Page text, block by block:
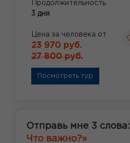
Продолжительность
3 дня
Цена за человека от
23 970 руб.
27 800 руб.
Посмотреть тур
Отправь мне 3 слова:
Что важно?»